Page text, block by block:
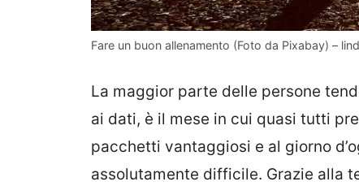
Fare un buon allenamento (Foto da Pixabay) –
La maggior parte delle persone
ai dati, è il mese in cui quasi tutti
pacchetti vantaggiosi e al giorno
assolutamente difficile. Grazie alla